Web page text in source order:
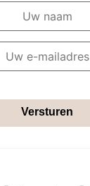
Versturen